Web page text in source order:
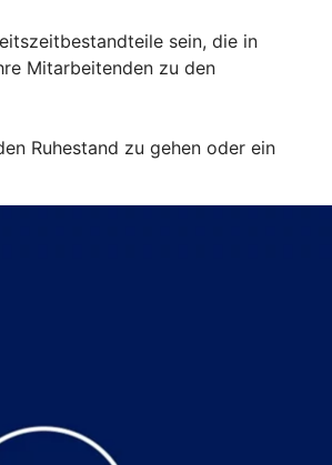
sein, die in
Mitarbeitenden zu den
Ruhestand zu gehen oder ein